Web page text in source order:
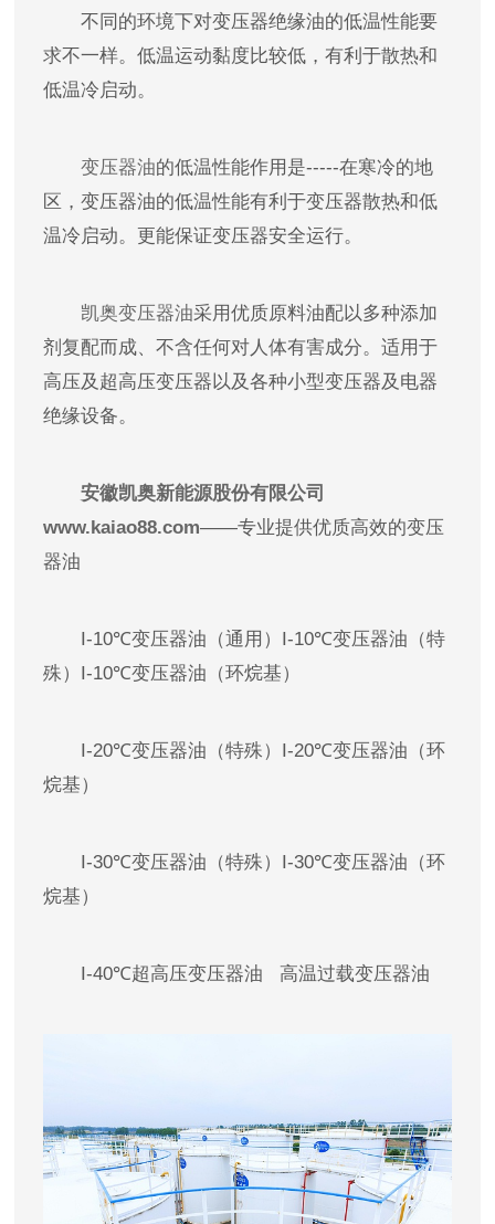
不同的环境下对变压器绝缘油的低温性能要
求不一样。低温运动黏度比较低，有利于散热和
低温冷启动。
变压器油的低温性能作用是-----在寒冷的地
区，变压器油的低温性能有利于变压器散热和低
温冷启动。更能保证变压器安全运行。
凯奥变压器油采用优质原料油配以多种添加
剂复配而成、不含任何对人体有害成分。适用于
高压及超高压变压器以及各种小型变压器及电器
绝缘设备。
安徽凯奥新能源股份有限公司
www.kaiao88.com——专业提供优质高效的变压
器油
I-10℃变压器油（通用）I-10℃变压器油（特
殊）I-10℃变压器油（环烷基）
I-20℃变压器油（特殊）I-20℃变压器油（环
烷基）
I-30℃变压器油（特殊）I-30℃变压器油（环
烷基）
I-40℃超高压变压器油 高温过载变压器油